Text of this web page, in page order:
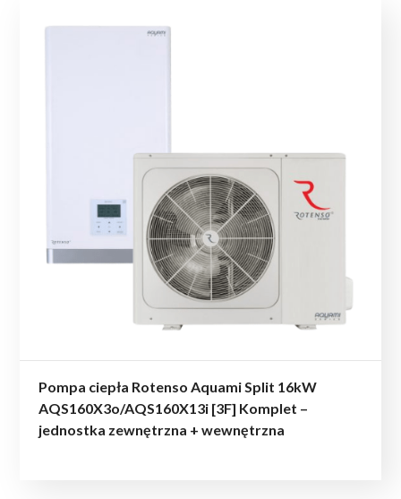
Pompa ciepła Rotenso Aquami Split 16kW
AQS160X3o/AQS160X13i [3F] Komplet –
jednostka zewnętrzna + wewnętrzna